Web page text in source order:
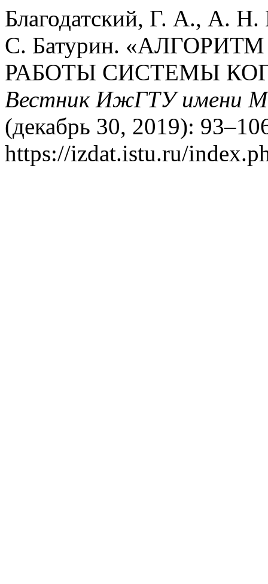
Благодатский, Г. А., А.
С. Батурин.
РАБОТЫ СИСТЕМЫ
Вестник ИжГТУ имени
(декабрь 30, 2019):
https://izdat.istu.ru/